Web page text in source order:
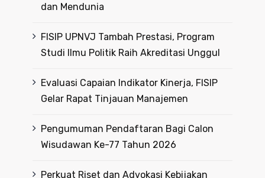
dan Mendunia
FISIP UPNVJ Tambah Prestasi, Program
Studi Ilmu Politik Raih Akreditasi Unggul
Evaluasi Capaian Indikator Kinerja, FISIP
Gelar Rapat Tinjauan Manajemen
Pengumuman Pendaftaran Bagi Calon
Wisudawan Ke-77 Tahun 2026
Perkuat Riset dan Advokasi Kebijakan